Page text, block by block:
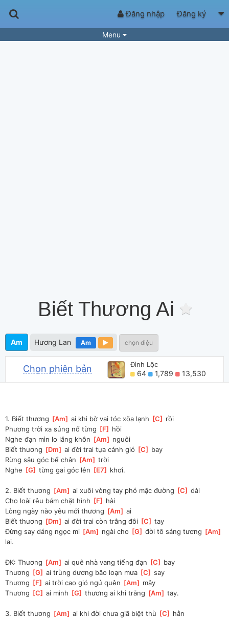
Đăng nhập Đăng ký
Menu
Biết Thương Ai
Am Hương Lan Am chọn điệu
Chọn phiên bản Đình Lộc
64 1,789 13,530
1. Biết thương [Am ] ai khi bờ vai tóc xõa lạnh [C
rồi
Phương trời xa súng nổ từng [F
hồi
Nghe đạn mìn lo lắng khôn [Am
nguôi
Biết thương [Dm ] ai đời trai tựa cánh gió [C
bay
Rừng sâu góc bể chân [Am ] trời
Nghe [G ] từng gai góc lên [E7 khơi.
2. Biết thương [Am ] ai xuôi vòng tay phó mặc đường [C ] dài
Cho loài rêu bám chặt hình [F
hài
Lòng ngày nào yêu mới thương [Am ] ai
Biết thương [Dm ] ai đời trai còn trắng đôi [C ] tay
Đừng say dáng ngọc mi [Am ngài cho [G ] đời tô sáng tương [Am
lai.
ĐK: Thương [Am ] ai quê nhà vang tiếng đạn [C
bay
Thương [G ] ai trùng dương bão loạn mưa [C ] say
Thương [F ] ai trời cao gió ngủ quên [Am
mây
Thương [C ] ai mình [G ] thương ai khi trắng [Am ] tay.
3. Biết thương [Am ] ai khi đời chưa giã biệt thù [C
hằn